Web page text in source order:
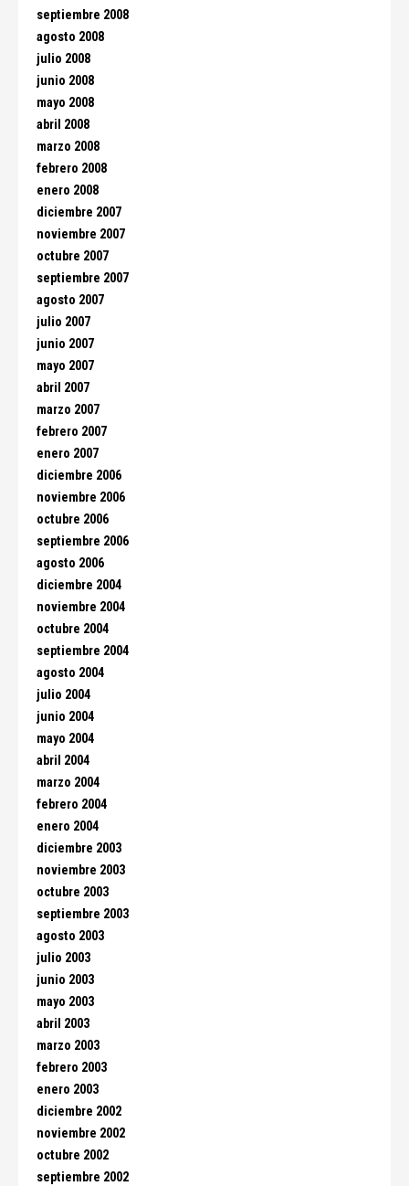
septiembre 2008
agosto 2008
julio 2008
junio 2008
mayo 2008
abril 2008
marzo 2008
febrero 2008
enero 2008
diciembre 2007
noviembre 2007
octubre 2007
septiembre 2007
agosto 2007
julio 2007
junio 2007
mayo 2007
abril 2007
marzo 2007
febrero 2007
enero 2007
diciembre 2006
noviembre 2006
octubre 2006
septiembre 2006
agosto 2006
diciembre 2004
noviembre 2004
octubre 2004
septiembre 2004
agosto 2004
julio 2004
junio 2004
mayo 2004
abril 2004
marzo 2004
febrero 2004
enero 2004
diciembre 2003
noviembre 2003
octubre 2003
septiembre 2003
agosto 2003
julio 2003
junio 2003
mayo 2003
abril 2003
marzo 2003
febrero 2003
enero 2003
diciembre 2002
noviembre 2002
octubre 2002
septiembre 2002